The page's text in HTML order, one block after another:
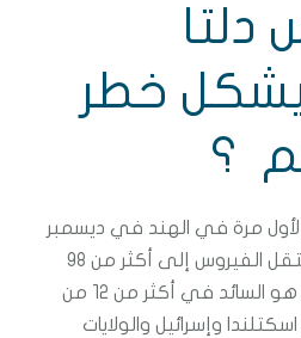
خطر
؟
مرة في الهند في ديسمبر
2020 , في خلال أشهر ، انتقل الفيروس إلى أكثر من 98
دولة حول العالم ، ويصبح هو السائد في أكثر من 12 من
وإسرائيل والولايات